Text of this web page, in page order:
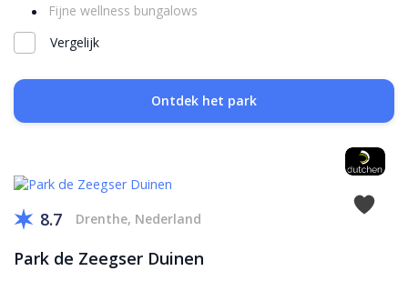
Fijne wellness bungalows
Vergelijk
Ontdek het park
8.7 Drenthe, Nederland
Park de Zeegser Duinen